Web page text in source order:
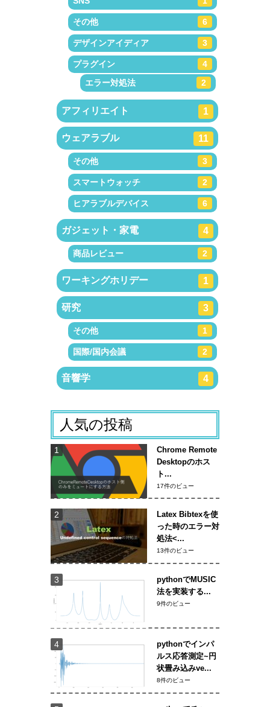
その他 6
デザインアイディア 3
プラグイン
4
エラー対処法
2
アフィリエイト 1
ウェアラブル 11
その他 3
スマートウォッチ 2
ヒアラブルデバイス 6
ガジェット・家電 4
商品レビュー 2
ワーキングホリデー 1
研究 3
その他 1
国際/国内会議 2
音響学 4
人気の投稿
Chrome Remote
Desktopのホス
ト...
17件のビュー
Latex Bibtexを使
った時のエラー対
処法<...
13件のビュー
pythonでMUSIC
法を実装する...
9件のビュー
pythonでインパ
ルス応答測定~円
状畳み込みve...
8件のビュー